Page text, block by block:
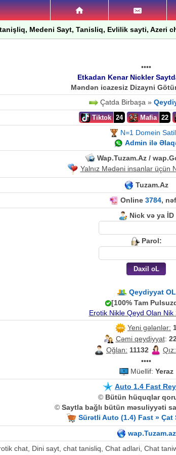
Medeni Sayt, Tanisliq, Evlilik sayti, Azeri
••••
Etkadan Kenar Nickler
Məndən icazesiz Dizayni
Çatda Birbaşa »
Tiktok 24 Mafia 22
N=1 Domein
Admin ilə
Wap.Tuzam.Az /
Yalnız Mədəni insanlar üçün
Tuzam.Az
Online 3784,
Nick və ya İD
Parol:
Qeydiyyat OL
[100% Tam
Erotik Nikle Qeyd Olan Nik
Yeni gələnlər:
Cəmi qeydiyyat:
Oğlan: 11132 Qız:
••••
Müellif: Yeraz
Auto 1.4 Fast
© Bütün hüquqlar
© Saytla bağlı bütün məsuliyyəti
Sürətli Auto (1.4) Fast » Çat
wap.Tuzam.az
chat, Dini sayt, chat tanisliq, Chat adlari, Chat